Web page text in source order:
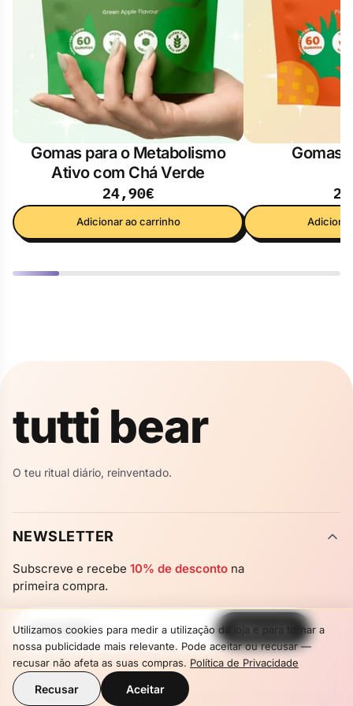
Gomas para o Metabolismo
Ativo com Chá Verde
24,90€
Adicionar ao carrinho
Gomas
tutti bear
O teu ritual diário, reinventado.
NEWSLETTER
Subscreve e recebe 10% de desconto na
primeira compra.
Newsletter
Subscrever
Utilizamos cookies para medir a utilização da loja e para tornar a
nossa publicidade mais relevante. Pode aceitar ou recusar —
recusar não afeta as suas compras. Política de Privacidade
Recusar Aceitar